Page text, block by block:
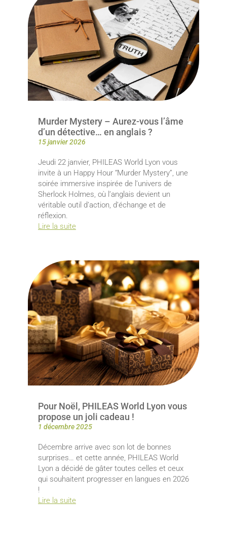
Murder Mystery – Aurez-vous l’âme
d’un détective… en anglais ?
15 janvier 2026
Jeudi 22 janvier, PHILEAS World Lyon vous
invite à un Happy Hour “Murder Mystery”, une
soirée immersive inspirée de l’univers de
Sherlock Holmes, où l’anglais devient un
véritable outil d’action, d’échange et de
réflexion.
Lire la suite
Pour Noël, PHILEAS World Lyon vous
propose un joli cadeau !
1 décembre 2025
Décembre arrive avec son lot de bonnes
surprises… et cette année, PHILEAS World
Lyon a décidé de gâter toutes celles et ceux
qui souhaitent progresser en langues en 2026
!
Lire la suite